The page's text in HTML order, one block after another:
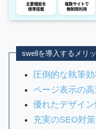
swellを導入するメリ
圧倒的な執筆
ページ表示の
優れたデザイン
充実のSEO対策